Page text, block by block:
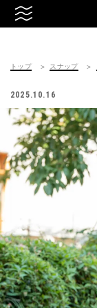
トップ スナップ
2025.10.16